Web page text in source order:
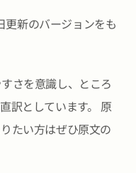
更新のバージョンをも
さを意識し、ところ
訳としています。 原
たい方はぜひ原文の